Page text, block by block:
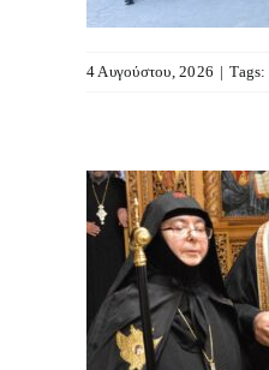
4 Αυγούστου, 2026 | Tags: